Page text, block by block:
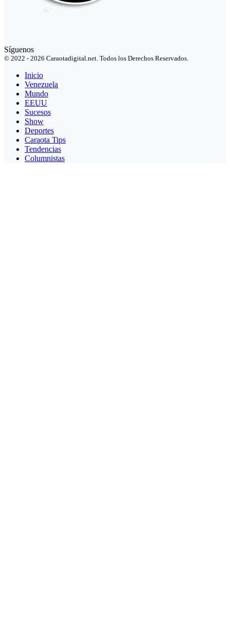
Síguenos
© 2022 - 2026 Caraotadigital.net. Todos los Derechos Reservados.
Inicio
Venezuela
Mundo
EEUU
Sucesos
Show
Deportes
Caraota Tips
Tendencias
Columnistas